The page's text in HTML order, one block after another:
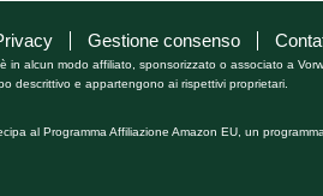
Gestione consenso
in alcun modo affiliato, sponsorizzato o associato a
descrittivo e appartengono ai rispettivi proprietari.
al Programma Affiliazione Amazon EU, un